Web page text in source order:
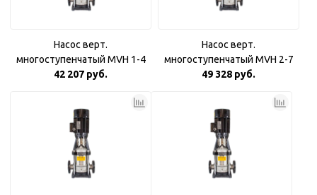
Насос верт.
многоступенчатый MVH 1-4
(Qном 1м3/ч, Hном 22м, DN25,
42 207 руб.
Насос верт.
многоступенчатый MVH 2-7
(Qном 2м3, Hном 53м, DN25,
49 328 руб.